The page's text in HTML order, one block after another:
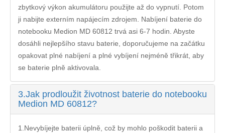
zbytkový výkon akumulátoru použijte až do vypnutí. Potom
ji nabijte externím napájecím zdrojem. Nabíjení baterie do
notebooku Medion MD 60812 trvá asi 6-7 hodin. Abyste
dosáhli nejlepšího stavu baterie, doporučujeme na začátku
opakovat plné nabíjení a plné vybíjení nejméně třikrát, aby
se baterie plně aktivovala.
3.Jak prodloužit životnost baterie do notebooku
Medion MD 60812?
1.Nevybíjejte baterii úplně, což by mohlo poškodit baterii a